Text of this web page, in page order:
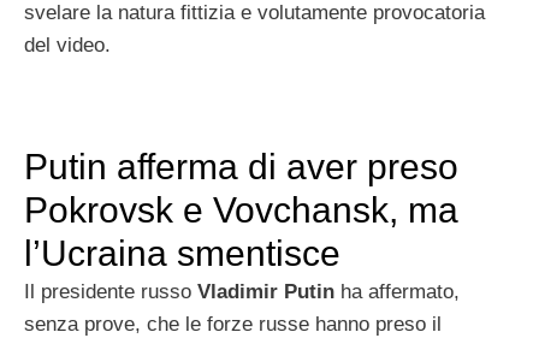
svelare la natura fittizia e volutamente provocatoria
del video.
Putin afferma di aver preso
Pokrovsk e Vovchansk, ma
l’Ucraina smentisce
Il presidente russo Vladimir Putin ha affermato,
senza prove, che le forze russe hanno preso il